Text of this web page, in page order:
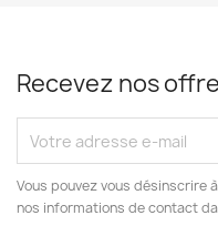
Recevez nos
Vous pouvez vous désinscrire
nos informations de contact